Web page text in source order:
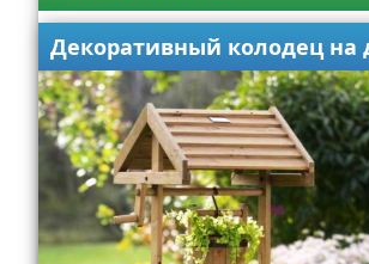
Декоративный колодец на